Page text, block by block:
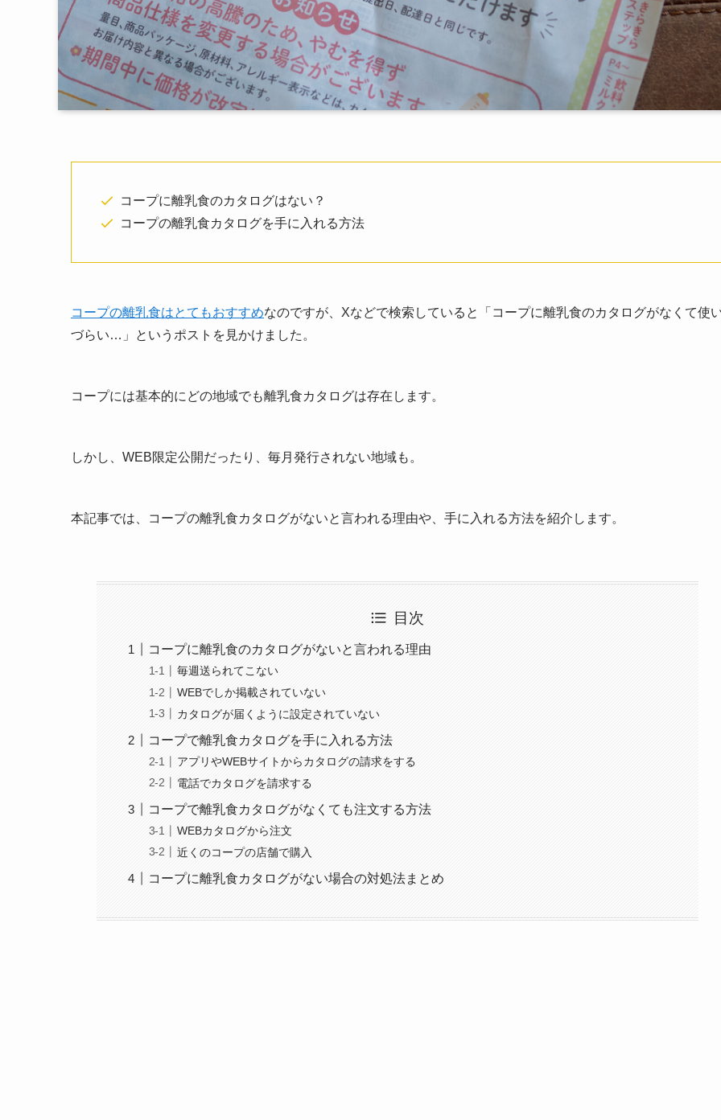
コープに離乳食のカタログはない？
コープの離乳食カタログを手に入れる方法
コープの離乳食はとてもおすすめなのですが、Xなどで検索していると「コープに離乳食のカタログがなくて使
づらい…」というポストを見かけました。
コープには基本的にどの地域でも離乳食カタログは存在します。
しかし、WEB限定公開だったり、毎月発行されない地域も。
本記事では、コープの離乳食カタログがないと言われる理由や、手に入れる方法を紹介します。
目次
コープに離乳食のカタログがないと言われる理由
毎週送られてこない
WEBでしか掲載されていない
カタログが届くように設定されていない
コープで離乳食カタログを手に入れる方法
アプリやWEBサイトからカタログの請求をする
電話でカタログを請求する
コープで離乳食カタログがなくても注文する方法
WEBカタログから注文
近くのコープの店舗で購入
コープに離乳食カタログがない場合の対処法まとめ